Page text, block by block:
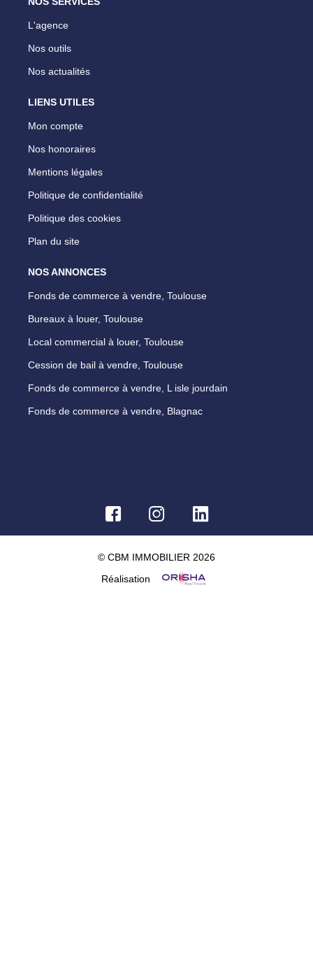
L'agence
Nos outils
Nos actualités
LIENS UTILES
Mon compte
Nos honoraires
Mentions légales
Politique de confidentialité
Politique des cookies
Plan du site
NOS ANNONCES
Fonds de commerce à vendre, Toulouse
Bureaux à louer, Toulouse
Local commercial à louer, Toulouse
Cession de bail à vendre, Toulouse
Fonds de commerce à vendre, L isle jourdain
Fonds de commerce à vendre, Blagnac
© CBM IMMOBILIER 2026
Réalisation